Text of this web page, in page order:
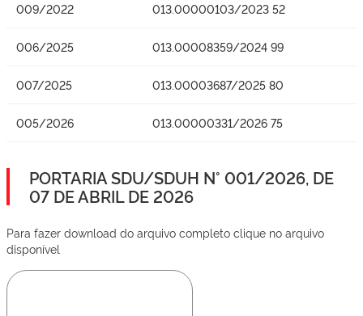
009/2022 013.00000103/2023 52
006/2025 013.00008359/2024 99
007/2025 013.00003687/2025 80
005/2026 013.00000331/2026 75
PORTARIA SDU/SDUH N° 001/2026, DE
07 DE ABRIL DE 2026
Para fazer download do arquivo completo clique no arquivo
disponível